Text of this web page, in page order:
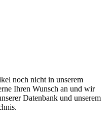
noch nicht in unserem
Ihren Wunsch an und wir
Datenbank und unserem